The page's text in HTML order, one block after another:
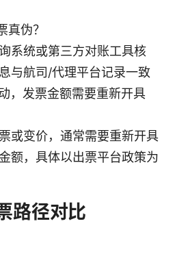
真伪？
系统或第三方对账工具核
与航司/代理平台记录一致
，发票金额需要重新开具
或变价，通常需要重新开具
额，具体以出票平台政策为
路径对比